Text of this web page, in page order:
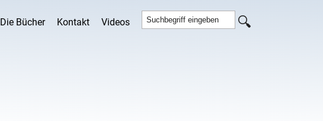
Die Bücher Kontakt Videos